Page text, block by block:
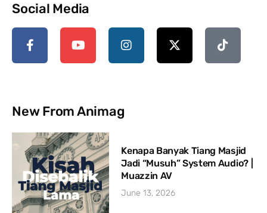
Social Media
New From Animag
Kenapa Banyak Tiang Masjid
Jadi “Musuh” System Audio? |
Muazzin AV
June 13, 2026